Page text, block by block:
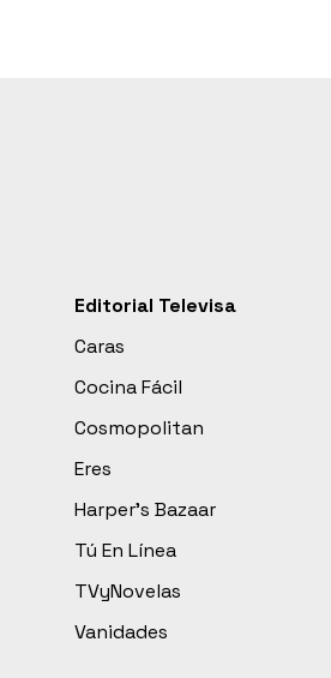
Editorial Televisa
Caras
Cocina Fácil
Cosmopolitan
Eres
Harper’s Bazaar
Tú En Línea
TVyNovelas
Vanidades